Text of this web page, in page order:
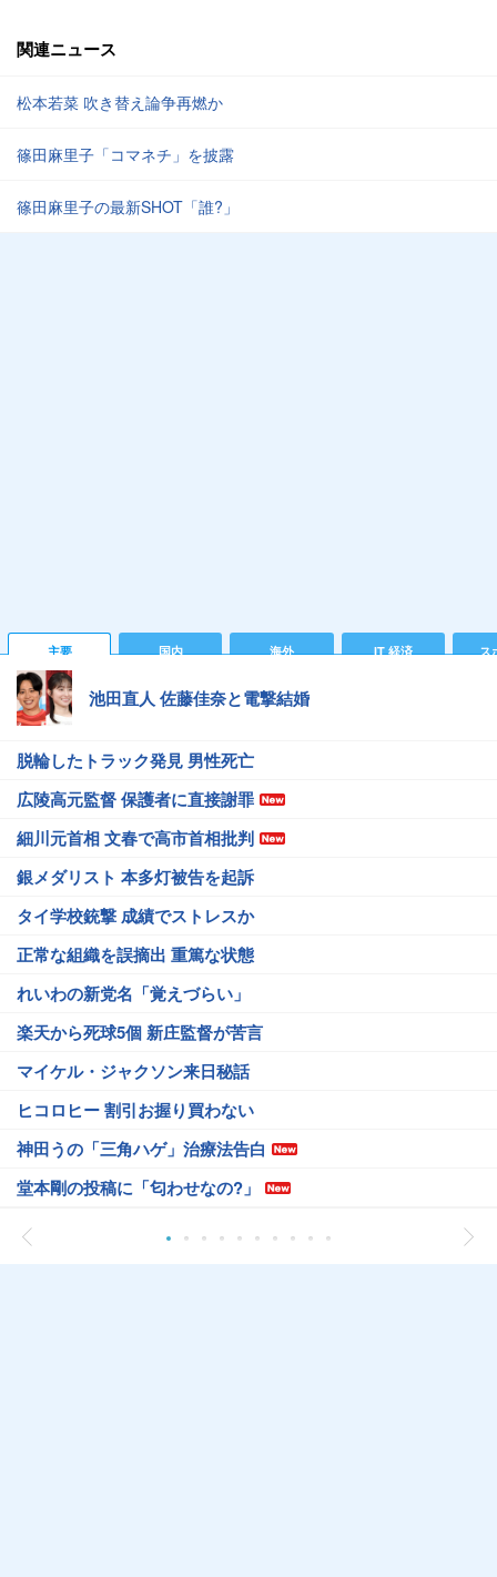
関連ニュース
松本若菜 吹き替え論争再燃か
篠田麻里子「コマネチ」を披露
篠田麻里子の最新SHOT「誰?」
主要 国内 海外 IT 経済 ス
池田直人 佐藤佳奈と電撃結婚
脱輪したトラック発見 男性死亡
広陵高元監督 保護者に直接謝罪
細川元首相 文春で高市首相批判
銀メダリスト 本多灯被告を起訴
タイ学校銃撃 成績でストレスか
正常な組織を誤摘出 重篤な状態
れいわの新党名「覚えづらい」
楽天から死球5個 新庄監督が苦言
マイケル・ジャクソン来日秘話
ヒコロヒー 割引お握り買わない
神田うの「三角ハゲ」治療法告白
堂本剛の投稿に「匂わせなの?」